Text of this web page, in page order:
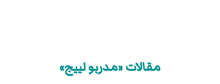
مقالات «مدربو لييج»